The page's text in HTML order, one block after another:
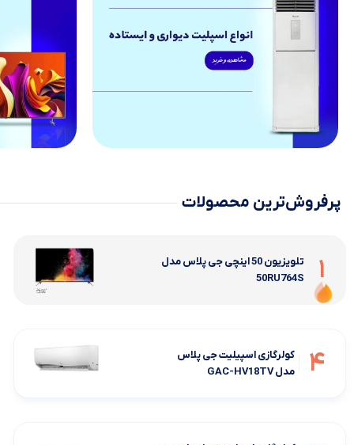
پرفروش‌ترین محصولات
1
تلویزیون 50 اینچی جی پلاس مدل
50RU764S
4
کولرگازی اسپیلیت جی پلاس
مدل GAC-HV18TV